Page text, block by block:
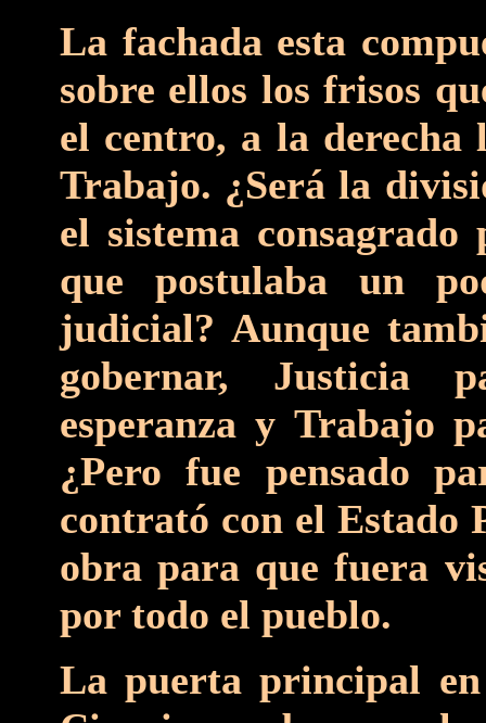
La fachada esta
sobre ellos los frisos
el centro, a la
Trabajo. ¿Será la
el sistema
que postulaba un
judicial? Aunque
gobernar, Justicia
esperanza y Trabajo
¿Pero fue pensado
contrató con el Estado
obra para que fuera
por todo el pueblo.
La puerta principal